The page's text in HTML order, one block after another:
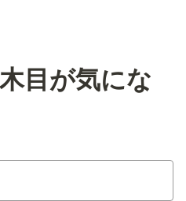
目が気にな